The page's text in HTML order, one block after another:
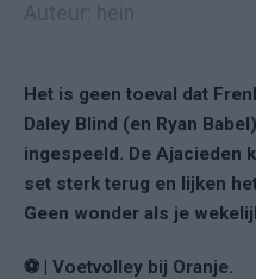
Het is geen toeval dat
Daley Blind (en Ryan
ingespeeld. De Ajacieden
set sterk terug en lijken
Geen wonder als je
⚽️ | Voetvolley bij Oranje.